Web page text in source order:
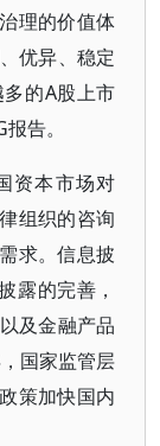
理的价值体
优异、稳定
的A股上市
告。
资本市场对
组织的咨询
求。信息披
露的完善，
及金融产品
国家监管层
策加快国内